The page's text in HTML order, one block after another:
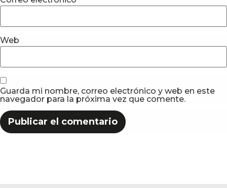
Web
Guarda mi nombre, correo electrónico y web en este
navegador para la próxima vez que comente.